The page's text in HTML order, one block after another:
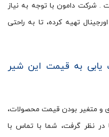
. شرکت دامون با توجه به نیاز
تهیه کرده، تا به راحتی
به قیمت این شیر
و متغیر بودن قیمت محصولات،
در نظر گرفت، شما با تماس با